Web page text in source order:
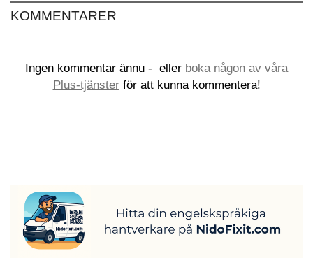
KOMMENTARER
Ingen kommentar ännu - eller boka någon av våra
Plus-tjänsterför att kunna kommentera!